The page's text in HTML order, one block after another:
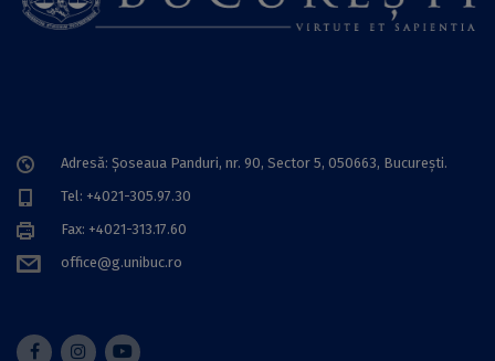
Adresă: Șoseaua Panduri, nr. 90, Sector 5, 050663, Bucureşti.
Tel: +4021-305.97.30
Fax: +4021-313.17.60
office@g.unibuc.ro